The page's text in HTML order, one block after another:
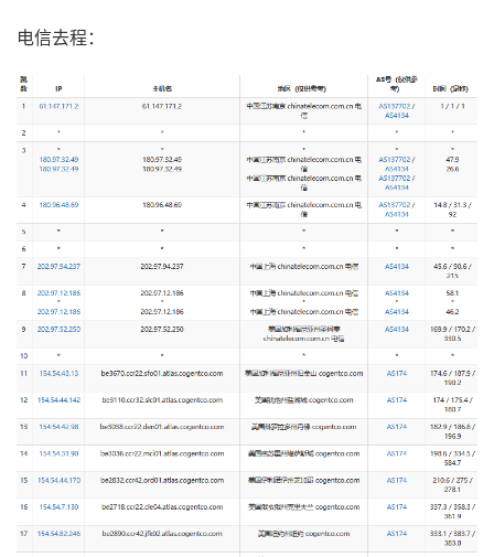
电信去程：